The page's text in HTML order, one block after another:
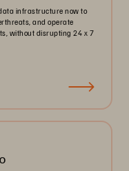
infrastructure now to
and operate
without disrupting 24 x 7